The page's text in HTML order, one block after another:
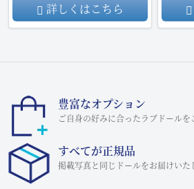
詳しくはこちら
豊富なオプション
ご自身の好みに合ったラブドールを
すべてが正規品
掲載写真と同じドールをお届けいた